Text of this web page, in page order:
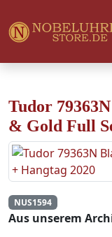
Tudor
& Gold Full
NUS1594
Aus unserem